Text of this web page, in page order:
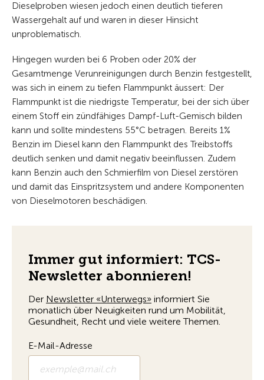
Dieselproben wiesen jedoch einen deutlich tieferen
Wassergehalt auf und waren in dieser Hinsicht
unproblematisch.
Hingegen wurden bei 6 Proben oder 20% der
Gesamtmenge Verunreinigungen durch Benzin festgestellt,
was sich in einem zu tiefen Flammpunkt äussert: Der
Flammpunkt ist die niedrigste Temperatur, bei der sich über
einem Stoff ein zündfähiges Dampf-Luft-Gemisch bilden
kann und sollte mindestens 55°C betragen. Bereits 1%
Benzin im Diesel kann den Flammpunkt des Treibstoffs
deutlich senken und damit negativ beeinflussen. Zudem
kann Benzin auch den Schmierfilm von Diesel zerstören
und damit das Einspritzsystem und andere Komponenten
von Dieselmotoren beschädigen.